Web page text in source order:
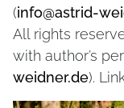
(info@astrid-
All rights
with author’s
weidner.de).